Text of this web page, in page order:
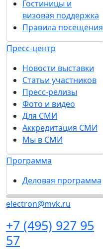
Гостиницы и
визовая поддержка
Правила посещения
Пресс-центр
Новости выставки
Статьи участников
Пресс-релизы
Фото и видео
Для СМИ
Аккредитация СМИ
Мы в СМИ
Программа
Деловая программа
electron@mvk.ru
+7 (495) 927 95
57